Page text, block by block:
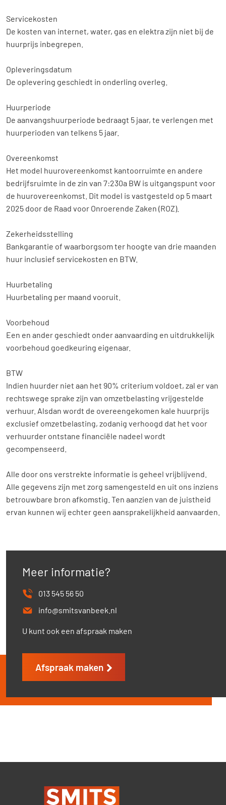
Servicekosten
De kosten van internet, water, gas en elektra zijn niet bij de
huurprijs inbegrepen.
Opleveringsdatum
De oplevering geschiedt in onderling overleg.
Huurperiode
De aanvangshuurperiode bedraagt 5 jaar, te verlengen met
huurperioden van telkens 5 jaar.
Overeenkomst
Het model huurovereenkomst kantoorruimte en andere
bedrijfsruimte in de zin van 7:230a BW is uitgangspunt voor
de huurovereenkomst. Dit model is vastgesteld op 5 maart
2025 door de Raad voor Onroerende Zaken (ROZ).
Zekerheidsstelling
Bankgarantie of waarborgsom ter hoogte van drie maanden
huur inclusief servicekosten en BTW.
Huurbetaling
Huurbetaling per maand vooruit.
Voorbehoud
Een en ander geschiedt onder aanvaarding en uitdrukkelijk
voorbehoud goedkeuring eigenaar.
BTW
Indien huurder niet aan het 90% criterium voldoet, zal er van
rechtswege sprake zijn van omzetbelasting vrijgestelde
verhuur. Alsdan wordt de overeengekomen kale huurprijs
exclusief omzetbelasting, zodanig verhoogd dat het voor
verhuurder ontstane financiële nadeel wordt
gecompenseerd.
Alle door ons verstrekte informatie is geheel vrijblijvend.
Alle gegevens zijn met zorg samengesteld en uit ons inziens
betrouwbare bron afkomstig. Ten aanzien van de juistheid
ervan kunnen wij echter geen aansprakelijkheid aanvaarden.
Meer informatie?
013 545 56 50
info@smitsvanbeek.nl
U kunt ook een afspraak maken
Afspraak maken